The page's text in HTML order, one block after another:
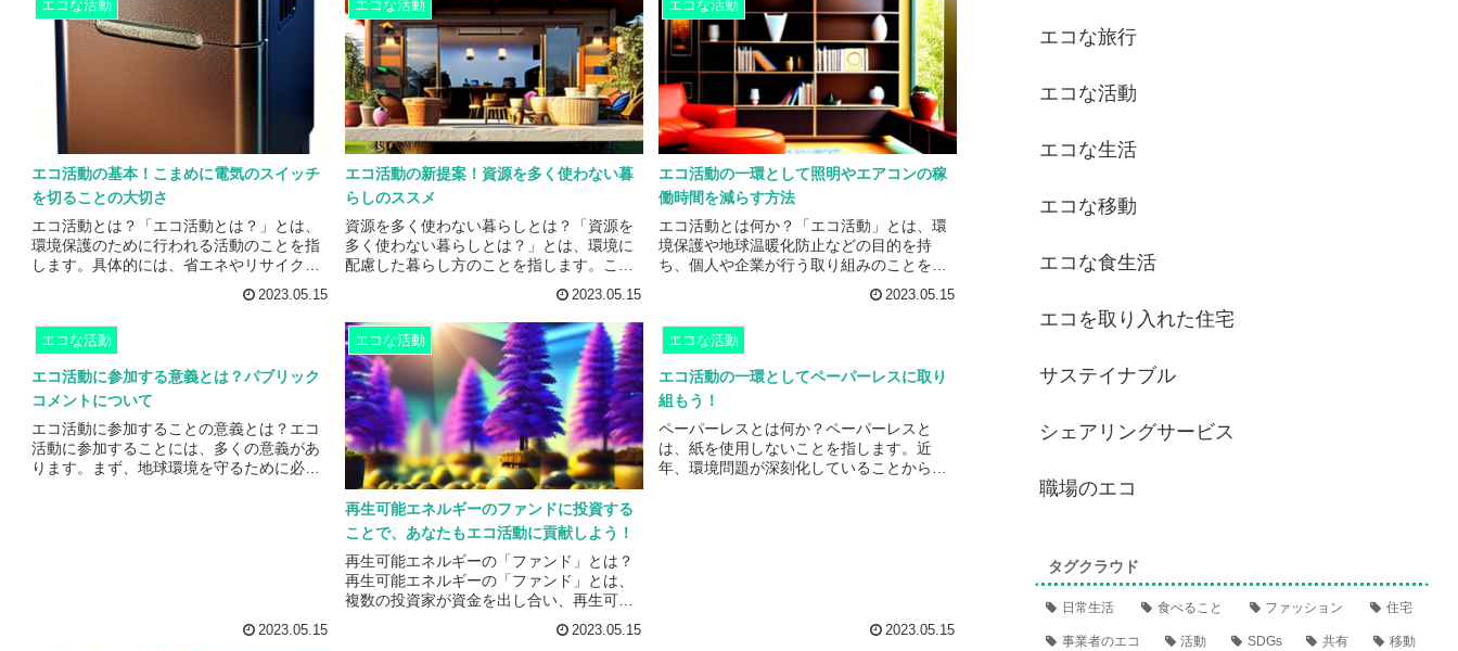
実現することが目的となります。エコ活動
を行うことで、地球環境に与える負荷を減
らすことができます。例えば、ごみの分別
やリサイクルをすることで、埋め立て場所
の減少や資源の有効活用が促進されます。
また、省エネをすることで、エネルギーの
無駄遣いを減らし、二酸化炭...
農業用化学物質は、土壌や水質に影響を与
え、野生生物や人間の健康にも悪影響を与
えることがあります。また、自動車や工場
などから排出される大気汚染物質は、呼吸
器系や心血管系の疾患を引き起こす可能性
があります。さらに、化学物質は、食品や
化粧品などの製品にも含ま...
スペースが減り、生活や仕事の効率が低下
することがあります。また、不要なものを
受け取ることで、そのものを処分する手間
やコストがかかることもあります。例え
ば、無料で配布されたチラシやパンフレッ
トは、読まないまま捨てることが多く、そ
の処分には時間やお金がかか...
エコな活動
エコ活動の基本！こまめに電気のスイッチ
を切ることの大切さ
エコ活動とは？「エコ活動とは？」とは、
環境保護のために行われる活動のことを指
します。具体的には、省エネやリサイク
の活動は、地球環境を守るために必要不可
欠なものであり、私たちが暮らす地球を守
るためには、積極的に取り組むことが求め
地域社会など、様々なレベルで行われてい
ます。例えば、家庭では、電気や水道の節
約、エコバッグの使用、食品ロスの削減な
どが挙げられます。企業では、省エネやリ
サイクル、環境に配慮した製...
2023.05.15
エコな活動
エコ活動の新提案！資源を多く使わない暮
らしのススメ
資源を多く使わない暮らしとは？「資源を
多く使わない暮らしとは？」とは、環境に
配慮した暮らし方のことを指します。この
ものであり、私たちが持続可能な未来を築
くためには欠かせません。具体的には、以
下のような暮らし方が挙げられます。1. リ
サイクルを積極的に行う資源を無駄にしな
いためには、リサイクルを積極的に行うこ
とが大切です。ペットボトルや缶、紙な
ど、使い終わったものは、適切に分別して
リサイクルに回しましょう。2. エコバッグ
を使うプラスチック...
2023.05.15
エコな活動
エコ活動の一環として照明やエアコンの稼
働時間を減らす方法
エコ活動とは何か？「エコ活動」とは、環
境保護や地球温暖化防止などの目的を持
ち、個人や企業が行う取り組みのことを指
ル、再利用、エコバッグの使用などが挙げ
られます。近年、地球温暖化や環境問題が
深刻化していることから、エコ活動に対す
自分たちの生活や仕事において、環境に配
慮した取り組みを行うようになっていま
す。エコ活動は、地球環境を守るだけでな
く、経済的なメリットもあります。例え
ば、省エネによって電気代が節約で...
2023.05.15
エコな活動
エコ活動に参加する意義とは？パブリック
コメントについて
エコ活動に参加することの意義とは？エコ
活動に参加することには、多くの意義があ
ります。まず、地球環境を守るために必要
た買い物や、自転車通勤など、身近なとこ
2023.05.15
エコな活動
再生可能エネルギーのファンドに投資する
ことで、あなたもエコ活動に貢献しよう！
再生可能エネルギーの「ファンド」とは？
再生可能エネルギーの「ファンド」とは、
複数の投資家が資金を出し合い、再生可能
に投資するための投資ファンドのことで
2023.05.15
エコな活動
エコ活動の一環としてペーパーレスに取り
組もう！
ペーパーレスとは何か？ペーパーレスと
は、紙を使用しないことを指します。近
年、環境問題が深刻化していることから、
で、紙の使用を減らすことができます。ま
2023.05.15
エコな旅行
エコな活動
エコな生活
エコな移動
エコな食生活
エコを取り入れた住宅
サステイナブル
シェアリングサービス
職場のエコ
タグクラウド
日常生活 食べること ファッション 住宅
事業者のエコ 活動 SDGs 共有 移動